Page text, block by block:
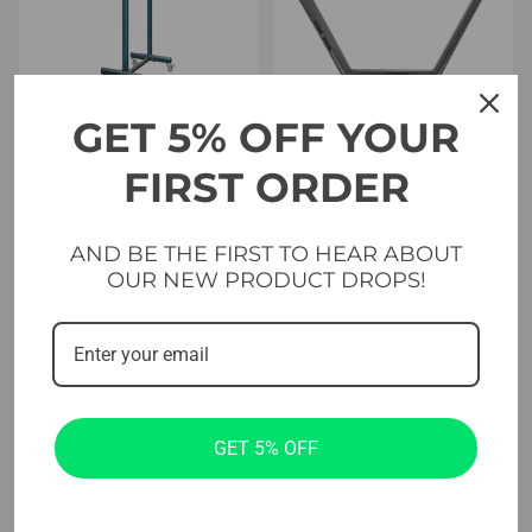
Soporte de colchoneta
(AH-300)
Escaleras de velocidad
20.99€
GET 5% OFF YOUR
FIRST ORDER
AND BE THE FIRST TO HEAR ABOUT
OUR NEW PRODUCT DROPS!
GET 5% OFF